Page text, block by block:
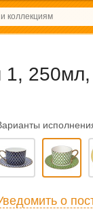
250мл,
о